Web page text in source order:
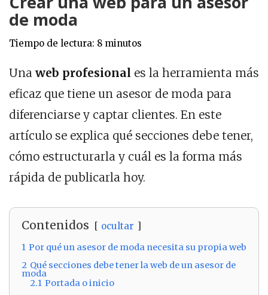
de moda
Tiempo de lectura: 8 minutos
Una web profesional es la herramienta más
eficaz que tiene un asesor de moda para
diferenciarse y captar clientes. En este
artículo se explica qué secciones debe tener,
cómo estructurarla y cuál es la forma más
rápida de publicarla hoy.
Contenidos ocultar
1 Por qué un asesor de moda necesita su propia web
2 Qué secciones debe tener la web de un asesor de
moda
2.1 Portada o inicio